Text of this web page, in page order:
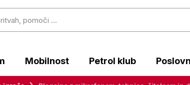
Mobilnost Petrol klub